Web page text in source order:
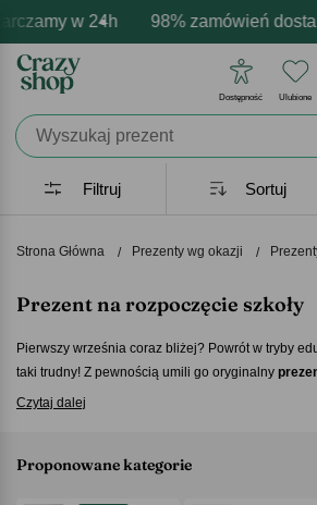
w 24h 98% zamówień
produktów
- zawsze udane prezenty
Dostępność Ulubione
Strona Główna Prezenty wg okazji
Prezent na rozpoczęcie szkoły
Pierwszy września coraz bliżej? Powrót w tryby
taki trudny! Z pewnością umili go oryginalny
Sympatyczny, a do tego spersonalizowany –
już dzisiaj i podaruj swojemu dziecku wspaniały
Czytaj dalej
Proponowane kategorie
Filtruj Sortuj